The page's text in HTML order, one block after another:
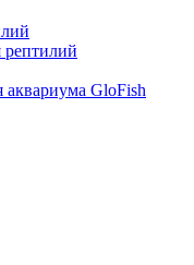
рептилий
аквариума GloFish